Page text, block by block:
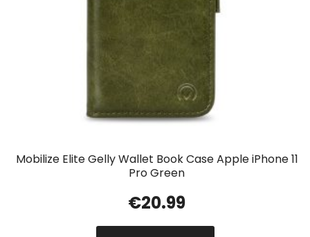
Mobilize Elite Gelly Wallet Book Case Apple iPhone 11
Pro Green
€20.99